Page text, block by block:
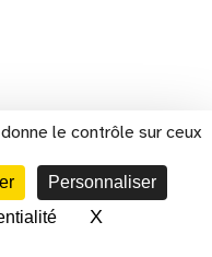
le contrôle sur ceux
Personnaliser
XMasquer le